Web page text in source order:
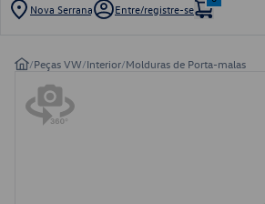
Nova Serrana Entre/registre-se
/Peças VW/Interior/Molduras de Porta-malas